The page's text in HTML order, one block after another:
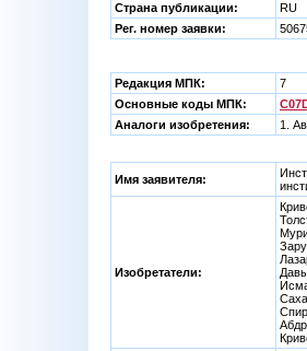
Страна публикации:
RU
Рег. номер заявки:
Редакция МПК:
7
Основные коды МПК:
Аналоги изобретения:
1.
Имя заявителя:
Изобретатели: